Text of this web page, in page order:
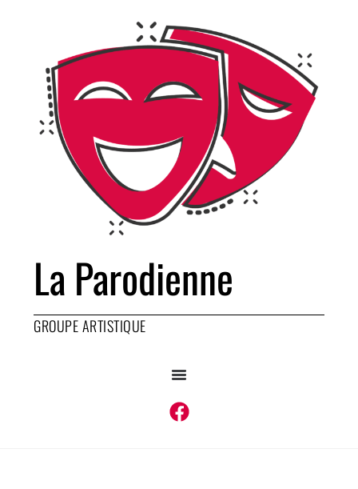
La Parodienne
GROUPE ARTISTIQUE